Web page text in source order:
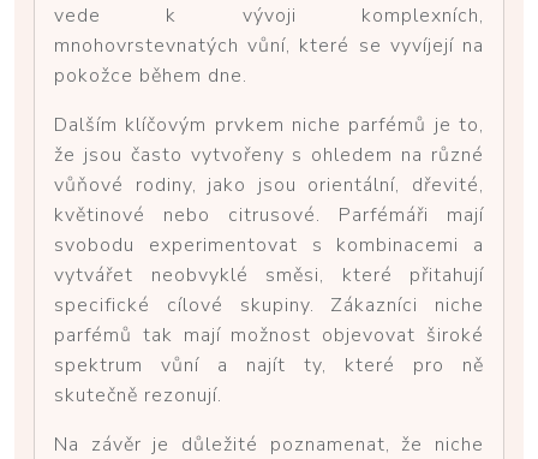
vede k vývoji komplexních,
mnohovrstevnatých vůní, které se vyvíjejí na
pokožce během dne.
Dalším klíčovým prvkem niche parfémů je to,
že jsou často vytvořeny s ohledem na různé
vůňové rodiny, jako jsou orientální, dřevité,
květinové nebo citrusové. Parfémáři mají
svobodu experimentovat s kombinacemi a
vytvářet neobvyklé směsi, které přitahují
specifické cílové skupiny. Zákazníci niche
parfémů tak mají možnost objevovat široké
spektrum vůní a najít ty, které pro ně
skutečně rezonují.
Na závěr je důležité poznamenat, že niche